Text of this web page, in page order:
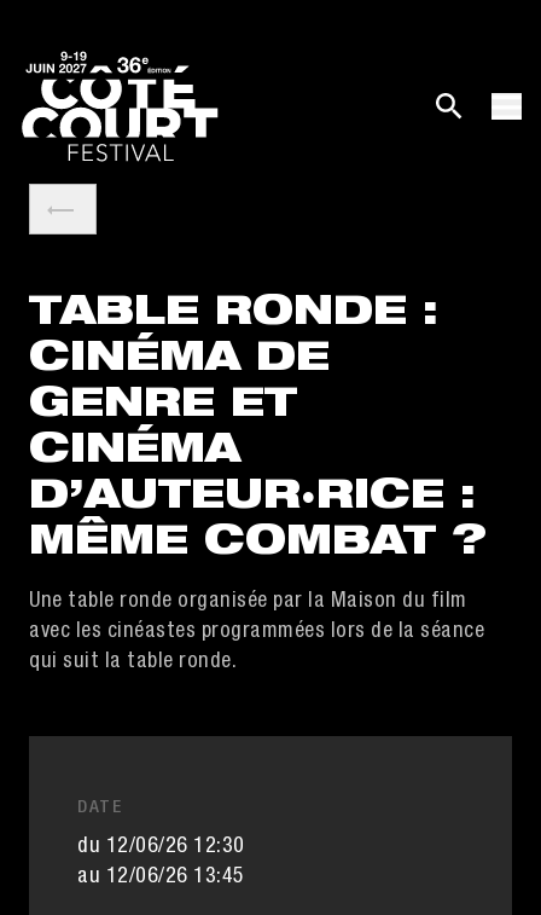
TABLE RONDE :
CINÉMA DE
GENRE ET
CINÉMA
D’AUTEUR·RICE :
MÊME COMBAT ?
Une table ronde organisée par la Maison du film
avec les cinéastes programmées lors de la séance
qui suit la table ronde.
DATE
du 12/06/26 12:30
au 12/06/26 13:45